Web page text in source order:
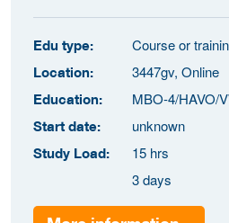
Edu type: Course or
Location: 3447gv, Online
Education: MBO-4/HAVO/
Start date: unknown
Study Load:
15 hrs
3 days